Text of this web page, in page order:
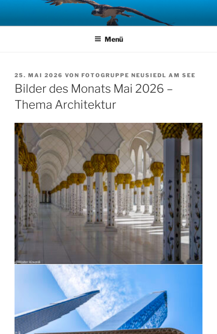
springen
Menü
VERÖFFENTLICHT
AM
25. MAI 2026 VON FOTOGRUPPE NEUSIEDL AM SEE
Bilder des Monats Mai 2026 –
Thema Architektur